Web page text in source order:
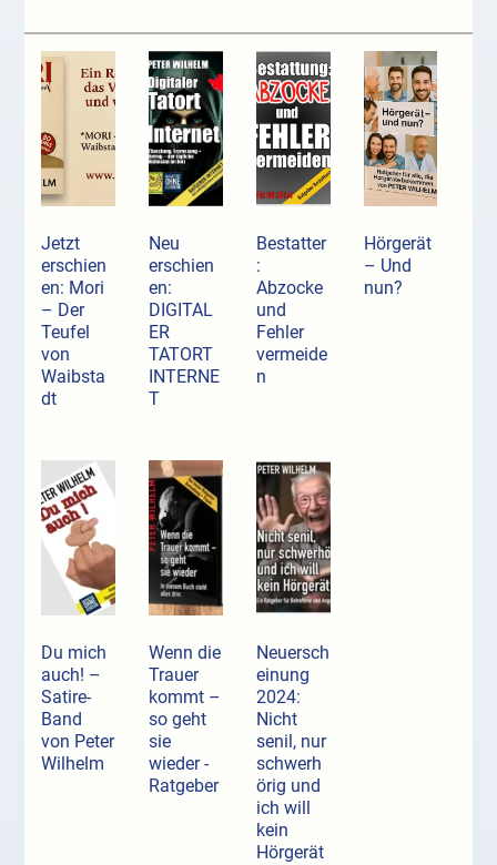
Jetzt
erschien
en: Mori
– Der
Teufel
von
Waibsta
dt
Neu
erschien
en:
DIGITAL
ER
TATORT
INTERNE
T
Bestatter
:
Abzocke
und
Fehler
vermeide
n
Hörgerät
– Und
nun?
Du mich
auch! –
Satire-
Band
von Peter
Wilhelm
Wenn die
Trauer
kommt –
so geht
sie
wieder -
Ratgeber
Neuersch
einung
2024:
Nicht
senil, nur
schwerh
örig und
ich will
kein
Hörgerät